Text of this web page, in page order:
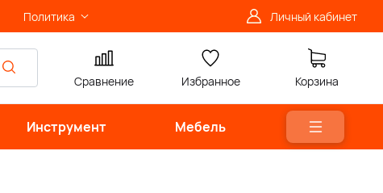
Политика Личный кабинет
Сравнение Избранное Корзина
Инструмент Мебель